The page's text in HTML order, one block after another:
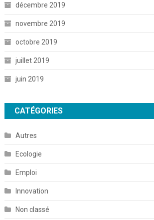
décembre 2019
novembre 2019
octobre 2019
juillet 2019
juin 2019
CATÉGORIES
Autres
Ecologie
Emploi
Innovation
Non classé